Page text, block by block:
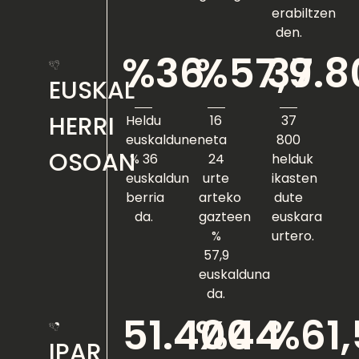
erabiltzen
den.
EUSKAL
HERRI
OSOAN
%36
Heldu
euskaldunen
% 36
euskaldun
berria
da.
%57,9
16
eta
24
urte
arteko
gazteen
%
57,9
euskalduna
da.
37
800
helduk
ikasten
dute
euskara
urtero.
51.400
%44